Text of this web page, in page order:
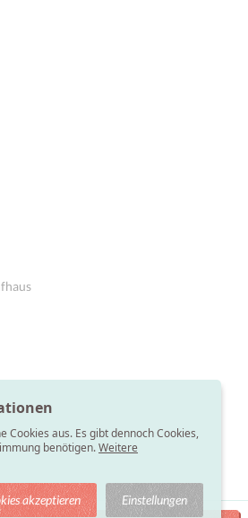
Cookies aus. Es gibt dennoch Cookies,
benötigen.Weitere
akzeptieren Einstellungen